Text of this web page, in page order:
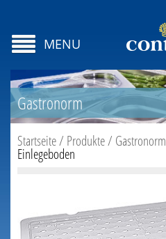
MENU
Gastronorm
Startseite/ Produkte/ Gastronorm
Einlegeboden